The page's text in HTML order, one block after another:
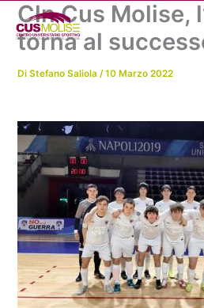
contenuto
Cln Cus Molise,
torna al
DiStefano Saliola/10 Marzo 2022